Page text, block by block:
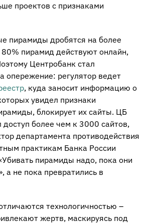
проектов с признаками
пирамиды дробятся на более
пирамид действуют онлайн,
Центробанк стал
опережение: регулятор ведет
, куда заносит информацию о
увидел признаки
блокирует их сайты. ЦБ
доступ более чем к 3000 сайтов,
департамента противодействия
практикам Банка России
пирамиды надо, пока они
а не пока превратились в
технологичностью –
жертв, маскируясь под